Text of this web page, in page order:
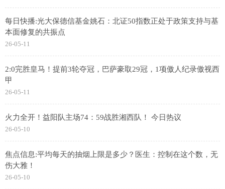
每日快播:光大保德信基金姚石：北证50指数正处于政策支持与基
本面修复的共振点
26-05-11
2:0完胜皇马！提前3轮夺冠，巴萨豪取29冠，1项傲人纪录傲视西
甲
26-05-11
火力全开！益阳队主场74：59战胜湘西队！ 今日热议
26-05-10
焦点信息:平均每天的抽烟上限是多少？医生：控制在这个数，无
伤大雅！
26-05-10